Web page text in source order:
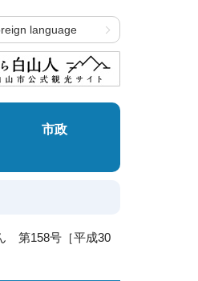
language
市政
第158号［平成30